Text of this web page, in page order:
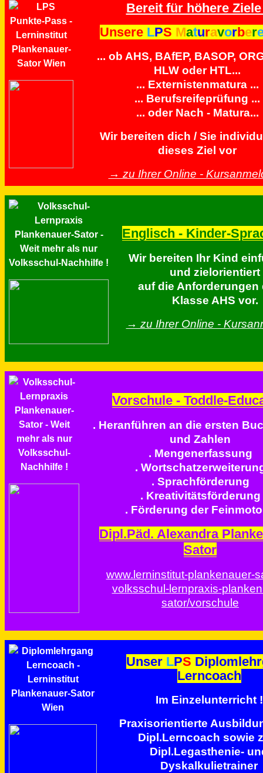
Bereit für höhere
Unsere LPS Maturavorber
... ob AHS, BAfEP, BASOP,
HLW oder HTL...
... Externistenmatura ...
... Berufsreifeprüfung ...
... oder Nach - Matura...
Wir bereiten dich / Sie
dieses Ziel vor
→ zu Ihrer Online -
Englisch - Kinder-
Wir bereiten Ihr Kind
und zielorientiert
auf die Anforderungen
Klasse AHS vor.
→ zu Ihrer Online -
Vorschule - Toddle-
. Heranführen an die ersten
und Zahlen
. Mengenerfassung
.
. Sprachförderung
. Kreativitätsförderung
. Förderung der
Dipl.Päd. Alexandra
Sator
www.lerninstitut-plankenauer-
volksschul-lernpraxis-
sator/vorschule
Unser LPS
Lerncoach
Im Einzelunterricht !
Praxisorientierte
Dipl.Lerncoach sowie
Dipl.Legasthenie-
Dyskalkulietrainer